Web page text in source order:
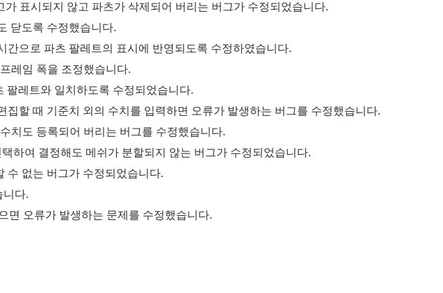
표시되지 않고 파츠가 삭제되어 버리는 버그가 수정되었습니다.
닫도록 수정했습니다.
간으로 파츠 팔레트의 표시에 반영되도록 수정하였습니다.
레임 폭을 조정했습니다.
팔레트와 일치하도록 수정되었습니다.
집할 때 기준치 외의 수치를 입력하면 오류가 발생하는 버그를 수정했습니다.
치도 등록되어 버리는 버그를 수정했습니다.
하여 결정해도 메쉬가 분할되지 않는 버그가 수정되었습니다.
수 없는 버그가 수정되었습니다.
니다.
면 오류가 발생하는 문제를 수정했습니다.